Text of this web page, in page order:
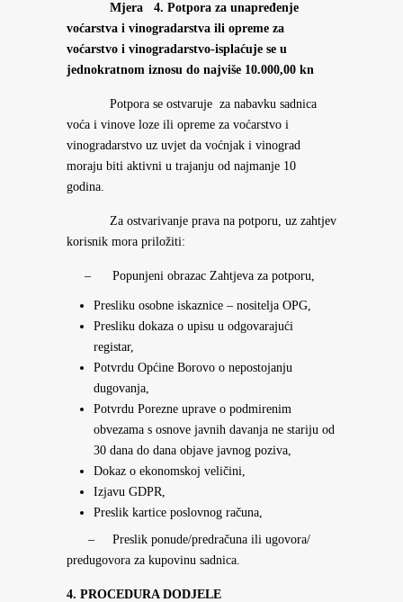
Mjera 4. Potpora za unapređenje
voćarstva i vinogradarstva ili opreme za
voćarstvo i vinogradarstvo-isplaćuje se u
jednokratnom iznosu do najviše 10.000,00 kn
Potpora se ostvaruje za nabavku sadnica
voća i vinove loze ili opreme za voćarstvo i
vinogradarstvo uz uvjet da voćnjak i vinograd
moraju biti aktivni u trajanju od najmanje 10
godina.
Za ostvarivanje prava na potporu, uz zahtjev
korisnik mora priložiti:
– Popunjeni obrazac Zahtjeva za potporu,
Presliku osobne iskaznice – nositelja OPG,
Presliku dokaza o upisu u odgovarajući
registar,
Potvrdu Općine Borovo o nepostojanju
dugovanja,
Potvrdu Porezne uprave o podmirenim
obvezama s osnove javnih davanja ne stariju od
30 dana do dana objave javnog poziva,
Dokaz o ekonomskoj veličini,
Izjavu GDPR,
Preslik kartice poslovnog računa,
– Preslik ponude/predračuna ili ugovora/
predugovora za kupovinu sadnica.
4. PROCEDURA DODJELE